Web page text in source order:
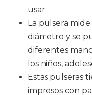
usar
La pulsera mide
diámetro y se
diferentes
los niños,
Estas pulseras
impresos con